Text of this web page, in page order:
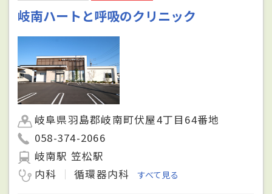
岐南ハートと呼吸のクリニック
岐阜県羽島郡岐南町伏屋4丁目64番地
058-374-2066
岐南駅 笠松駅
内科
循環器内科 すべて見る